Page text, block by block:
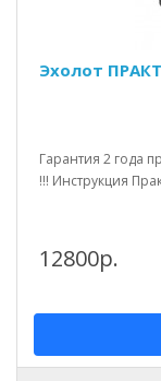
Эхолот
Гарантия 2 года
!!! Инструкция
12800р.